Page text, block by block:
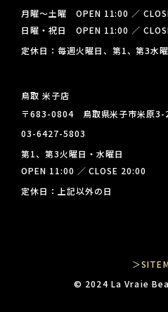
月曜～土曜 OPEN 11:00 ／
日曜・祝日 OPEN 11:00 ／
定休日：毎週火曜日、第1、第3水
鳥取 米子店
〒683-0804 鳥取県米子市米原
03-6427-5803
第1、第3火曜日・水曜日
OPEN 11:00 ／ CLOSE 20:00
定休日：上記以外の日
＞
© 2024 La Vraie